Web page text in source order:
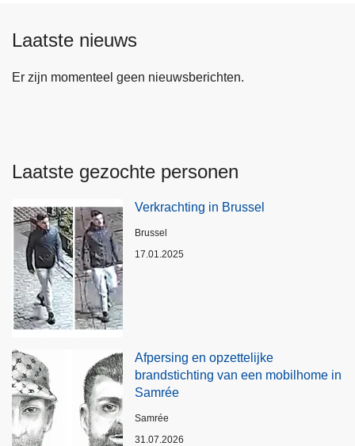
Laatste nieuws
Er zijn momenteel geen nieuwsberichten.
Laatste gezochte personen
Verkrachting in Brussel
Plaats
Brussel
17.01.2025
Afpersing en opzettelijke
brandstichting van een mobilhome in
Samrée
Plaats
Samrée
31.07.2026